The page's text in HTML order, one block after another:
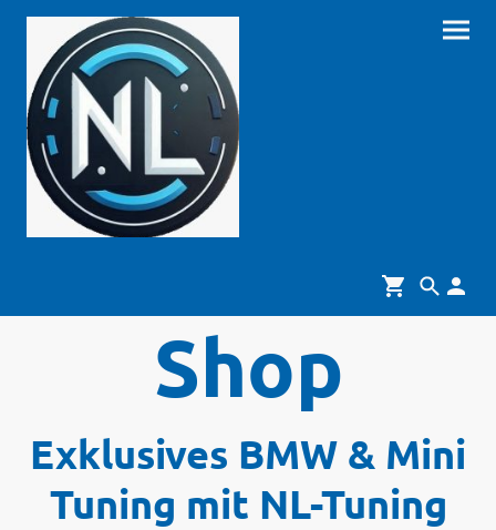
Shop
Exklusives BMW & Mini
Tuning mit NL-Tuning